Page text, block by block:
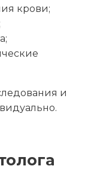
крови;
и